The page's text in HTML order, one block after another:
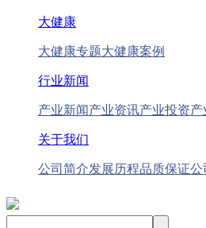
大健康
大健康专题大健康案例
行业新闻
产业新闻产业资讯产业投资产
关于我们
公司简介发展历程品质保证公